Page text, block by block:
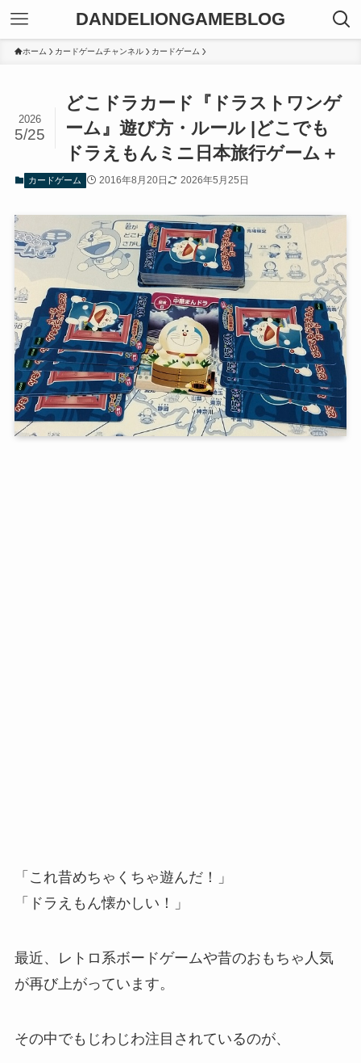
DANDELIONGAMEBLOG
ホーム カードゲームチャンネル カードゲーム
どこドラカード『ドラストワンゲ
ーム』遊び方・ルール |どこでも
ドラえもんミニ日本旅行ゲーム＋
2026
5/25
カードゲーム 2016年8月20日 2026年5月25日
「これ昔めちゃくちゃ遊んだ！」
「ドラえもん懐かしい！」
最近、レトロ系ボードゲームや昔のおもちゃ人気
が再び上がっています。
その中でもじわじわ注目されているのが、